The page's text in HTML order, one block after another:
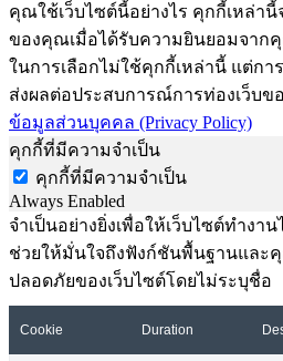
คุณใช้เว็บไซต์นี้อย่างไร คุกกี้เหล่านี้
ของคุณเมื่อได้รับความยินยอมจาก
ในการเลือกไม่ใช้คุกกี้เหล่านี้ แต่กา
ส่งผลต่อประสบการณ์การท่องเว็บ
ข้อมูลส่วนบุคคล (Privacy Policy)
คุกกี้ที่มีความจำเป็น
คุกกี้ที่มีความจำเป็น
Always Enabled
จำเป็นอย่างยิ่งเพื่อให้เว็บไซต์ทำงา
ช่วยให้มั่นใจถึงฟังก์ชันพื้นฐานแล
ปลอดภัยของเว็บไซต์โดยไม่ระบุชื่อ
Cookie Duration